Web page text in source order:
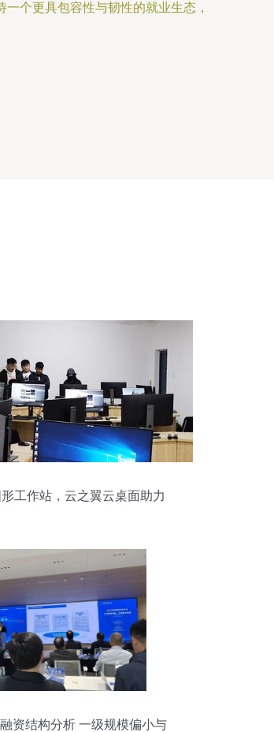
个更具包容性与韧性的就业生态，
工作站，云之翼云桌面助力
资结构分析 一级规模偏小与